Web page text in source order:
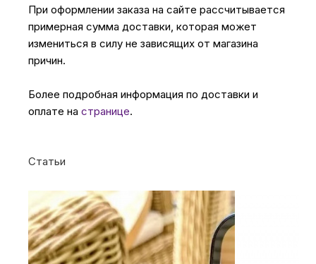
При оформлении заказа на сайте рассчитывается
примерная сумма доставки, которая может
измениться в силу не зависящих от магазина
причин.
Более подробная информация по доставки и
оплате на странице.
Статьи